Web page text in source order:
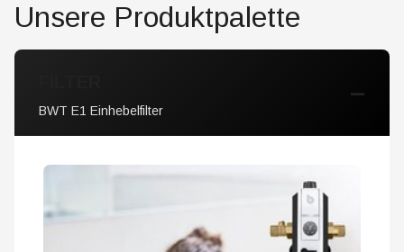
Unsere Produktpalette
BWT E1 Einhebelfilter